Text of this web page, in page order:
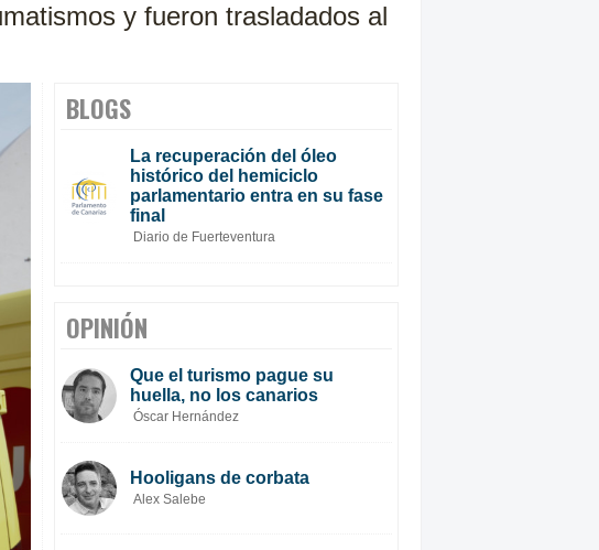
y fueron trasladados al
BLOGS
La recuperación del óleo
histórico del hemiciclo
parlamentario entra en su fase
final
Diario de Fuerteventura
OPINIÓN
Que el turismo pague su
huella, no los canarios
Óscar Hernández
Hooligans de corbata
Alex Salebe